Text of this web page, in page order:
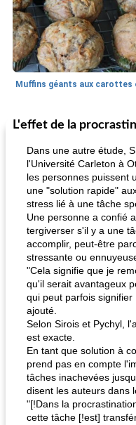
30
Marques de confiance: recettes et
fiesta tostadas
L'effet de la
Dans une autre étude,
l'Université Carleton à
les personnes puissent
une "solution rapide"
stress lié à une tâche
Une personne a confié
tergiverser s'il y a une
accomplir, peut-être
stressante ou
"Cela signifie que je
qu'il serait avantageux
qui peut parfois
ajouté.
Selon Sirois et Pychyl,
est exacte.
En tant que solution à
prend pas en compte
tâches inachevées
disent les auteurs dans
"[!Dans la
cette tâche [!est]